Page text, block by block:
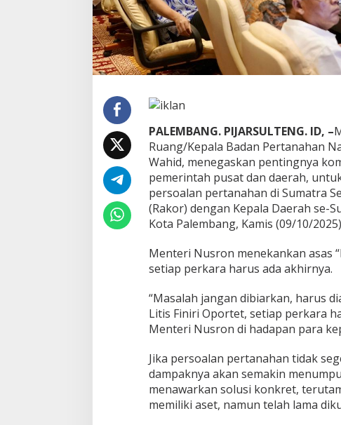
e
r
t
a
n
d
i
S
u
s
e
l
M
e
n
e
r
i
s
r
o
n
PALEMBANG. PIJARSULTENG. ID, –
Ruang/Kepala Badan Pertanahan
Wahid, menegaskan pentingnya
pemerintah pusat dan daerah,
persoalan pertanahan di Sumatra
(Rakor) dengan Kepala Daerah se-
Kota Palembang, Kamis (09/10/
Menteri Nusron menekankan asas
setiap perkara harus ada akhirnya.
“Masalah jangan dibiarkan, harus
Litis Finiri Oportet, setiap perkara
Menteri Nusron di hadapan para
Jika persoalan pertanahan tidak
dampaknya akan semakin
menawarkan solusi konkret,
memiliki aset, namun telah lama